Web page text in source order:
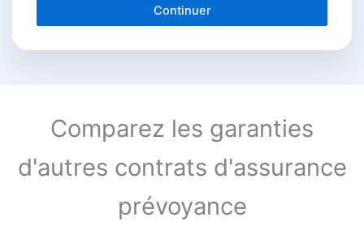
Continuer
Comparez les garanties
d'autres contrats d'assurance
prévoyance